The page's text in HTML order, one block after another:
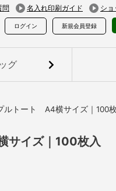
問 名入れ印刷ガイド シ
ログイン 新規会員登録
グ
ルトート A4横サイズ｜100
サイズ｜100枚入